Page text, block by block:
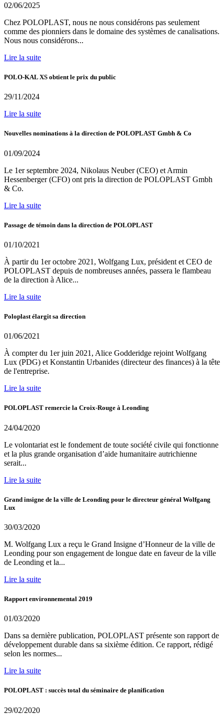
02/06/2025
Chez POLOPLAST, nous ne nous considérons pas seulement
comme des pionniers dans le domaine des systèmes de canalisations.
Nous nous considérons...
Lire la suite
POLO-KAL XS obtient le prix du public
29/11/2024
Lire la suite
Nouvelles nominations à la direction de POLOPLAST Gmbh & Co
01/09/2024
Le 1er septembre 2024, Nikolaus Neuber (CEO) et Armin
Hessenberger (CFO) ont pris la direction de POLOPLAST Gmbh
& Co.
Lire la suite
Passage de témoin dans la direction de POLOPLAST
01/10/2021
À partir du 1er octobre 2021, Wolfgang Lux, président et CEO de
POLOPLAST depuis de nombreuses années, passera le flambeau
de la direction à Alice...
Lire la suite
Poloplast élargit sa direction
01/06/2021
À compter du 1er juin 2021, Alice Godderidge rejoint Wolfgang
Lux (PDG) et Konstantin Urbanides (directeur des finances) à la tête
de l'entreprise.
Lire la suite
POLOPLAST remercie la Croix-Rouge à Leonding
24/04/2020
Le volontariat est le fondement de toute société civile qui fonctionne
et la plus grande organisation d’aide humanitaire autrichienne
serait...
Lire la suite
Grand insigne de la ville de Leonding pour le directeur général Wolfgang
Lux
30/03/2020
M. Wolfgang Lux a reçu le Grand Insigne d’Honneur de la ville de
Leonding pour son engagement de longue date en faveur de la ville
de Leonding et la...
Lire la suite
Rapport environnemental 2019
01/03/2020
Dans sa dernière publication, POLOPLAST présente son rapport de
développement durable dans sa sixième édition. Ce rapport, rédigé
selon les normes...
Lire la suite
POLOPLAST : succès total du séminaire de planification
29/02/2020